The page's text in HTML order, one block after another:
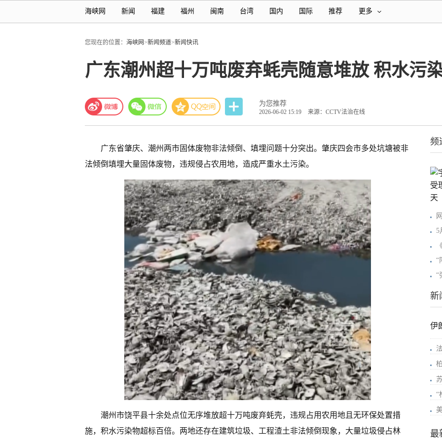
海峡网 新闻 福建 福州 闽南 台湾 国内 国际 推荐 更多
您现在的位置： 海峡网>新闻频道>新闻快讯
广东潮州超十万吨废弃蚝壳随意堆放 积水污
为您推荐
2026-06-02 15:19 来源：CCTV法治在线
广东省肇庆、潮州两市固体废物非法倾倒、填埋问题十分突出。肇庆四会市多处坑塘被非
法倾倒填埋大量固体废物，违规侵占农用地，造成严重水土污染。
潮州市饶平县十余处点位无序堆放超十万吨废弃蚝壳，违规占用农用地且无环保处置措
施，积水污染物超标百倍。两地还存在建筑垃圾、工程渣土非法倾倒现象，大量垃圾侵占林
频
5
“
“
新
伊
“
最